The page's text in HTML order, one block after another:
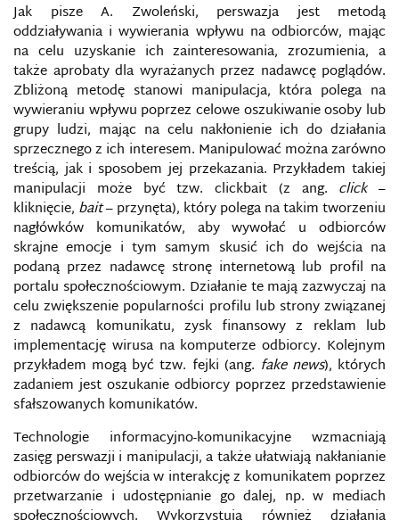
Jak pisze A. Zwoleński, perswazja jest metodą
oddziaływania i wywierania wpływu na odbiorców, mając
na celu uzyskanie ich zainteresowania, zrozumienia, a
także aprobaty dla wyrażanych przez nadawcę poglądów.
Zbliżoną metodę stanowi manipulacja, która polega na
wywieraniu wpływu poprzez celowe oszukiwanie osoby lub
grupy ludzi, mając na celu nakłonienie ich do działania
sprzecznego z ich interesem. Manipulować można zarówno
treścią, jak i sposobem jej przekazania. Przykładem takiej
manipulacji może być tzw. clickbait (z ang. click–
kliknięcie, bait– przynęta), który polega na takim tworzeniu
nagłówków komunikatów, aby wywołać u odbiorców
skrajne emocje i tym samym skusić ich do wejścia na
podaną przez nadawcę stronę internetową lub profil na
portalu społecznościowym. Działanie te mają zazwyczaj na
celu zwiększenie popularności profilu lub strony związanej
z nadawcą komunikatu, zysk finansowy z reklam lub
implementację wirusa na komputerze odbiorcy. Kolejnym
przykładem mogą być tzw. fejki (ang. fake news), których
zadaniem jest oszukanie odbiorcy poprzez przedstawienie
sfałszowanych komunikatów.
Technologie informacyjno-komunikacyjne wzmacniają
zasięg perswazji i manipulacji, a także ułatwiają nakłanianie
odbiorców do wejścia w interakcję z komunikatem poprzez
przetwarzanie i udostępnianie go dalej, np. w mediach
POTENCJAŁ SIŁY PAŃSTWA
PRAWNA OCHRONA DZIENNIKARSKICH ŹRÓDEŁ
INFORMACJI
PRAWNE ASPEKTY ZWALCZANIA
CYBERPRZESTĘPCZOŚCI W POLSCE
PRAWNE PODSTAWY FUNKCJONOWANIA MEDIÓW
W POLSCE I W UE
PRAWO DO INFORMACJI
PROCESY INFORMACYJNE
PROFILAKTYKA BEZPIECZEŃSTWA
INFORMACYJNEGO
PROGRAMY MASOWEJ INWIGILACJI
PROPAGANDA IDEOLOGICZNA
PROPAGANDA PAŃSTWOWA